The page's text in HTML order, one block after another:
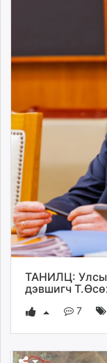
ТАНИЛЦ:
дэвшигч
7